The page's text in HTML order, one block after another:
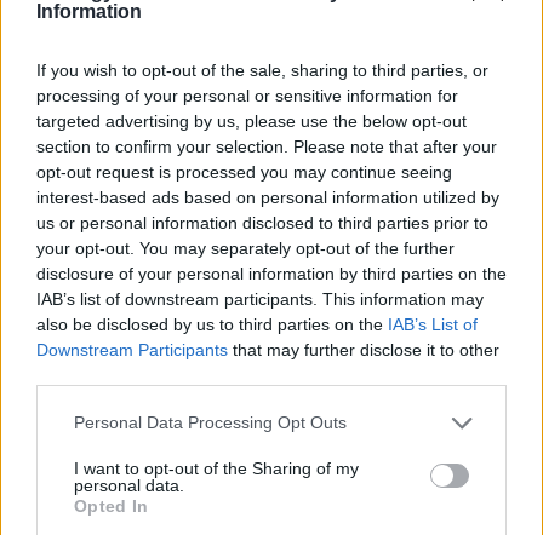
Information
If you wish to opt-out of the sale, sharing to third parties, or
processing of your personal or sensitive information for
targeted advertising by us, please use the below opt-out
section to confirm your selection. Please note that after your
opt-out request is processed you may continue seeing
interest-based ads based on personal information utilized by
us or personal information disclosed to third parties prior to
your opt-out. You may separately opt-out of the further
disclosure of your personal information by third parties on the
IAB’s list of downstream participants. This information may
also be disclosed by us to third parties on the IAB’s List of
Downstream Participants that may further disclose it to other
Please note that this website/app uses one or more Google
not limited to your visit or usage behaviour. You may click to
grant or deny consent to Google and its third-party tags to
use your data for below specified purposes in below Google
Personal Data Processing Opt Outs
I want to opt-out of the Sharing of my
personal data.
Opted In
Két év szünet után nagy nemzetközi sztárokkal tért vissza
Európa egyik legnagyobb presztízsű vízparti elektronikus zenei
fesztiválja, a Balaton Sound, amely Zamárdiban zajlott 4 napon
Modern vasúti pályán közlekedhetnek a vonatok a
Dél-Balatonon − három éve fejeződött be a
korszerűsítés a déli parton
2021.06.17
Helyi hírek